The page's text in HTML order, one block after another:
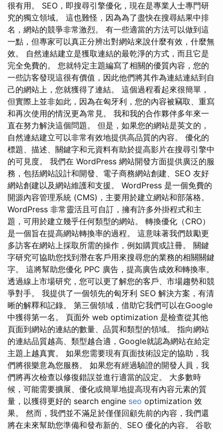
很有用。 SEO，即搜尋引擎優化，現在是專業人士專門研
究的獨立領域。 這也難怪，因為為了盡快在搜尋結果中排
名，網站的競爭非常激烈。 有一些適當的方法可以做到這
一點，但專家可以真正分辨出對網站來說什麼有效，什麼無
效。 自然連結建立是獲取連結的最乾淨的方式，而且它是
完全免費的。 您就特定主題編寫了相關的優質內容，您的
一些訪客發現這很有價值，因此他們將其作為連結連結到自
己的網站上，您就獲得了連結。 這個過程看起來很簡單，
但實際上並非如此，因為在匈牙利，您的內容被竊取、重寫
和再次使用的情況更為常見。 我和我的合作夥伴多年來一
直在努力解決這個問題。 但是，如果您的網站是英文的，
自然連結建立可以非常有效地提供高品質的內容。 優化的
標題、描述、關鍵字和元資料有助於提高影片在搜尋引擎中
的可見度。 我們在 WordPress 網站開發方面提供廣泛的服
務，包括網站設計和開發、電子商務網站創建、SEO 友好
網站創建以及網站維護和支援。 WordPress 是一個免費的
開源內容管理系統 (CMS)，主要用於建立網站和部落格。
WordPress 非常靈活且可自訂，擁有許多外掛程式和主
題，可用於建立幾乎任何類型的網站。 轉換優化（CRO）
是一個旨在提高網站轉換率的過程。 這意味著我們鼓勵更
多訪客在網站上採取所需的操作，例如購買或註冊。 關鍵
字研究可協助您找到潛在客戶用來搜尋您的業務的相關關鍵
字。 這將幫助您優化 PPC 廣告，提高廣告成效和轉換率。
透過線上市場研究，您可以更了解您的客戶、市場趨勢和競
爭對手。 我提供了一個領先的匈牙利 SEO 解決方案，有清
晰的解釋和記錄。 第三個領域，借助它我們可以在Google
中獲得第一名。 頁面外 web optimization 是檢查從其他
頁面到網站的連結的數量、品質和類型的領域。 指向網站
的連結品質越高、類型越合適，Google就認為網站在給定
主題上越真實。 如果您需要現有頁面技術設定的協助，我
們將很樂意為您服務。 如果您有經過驗證的開發人員，我
們將再次檢查以修復錯誤並進行適當的設定。 大多數時
候，可能需要擴展、優化或簡單地提高現有內容元素的質
量，以獲得更好的 search engine seo optimization 效
果。 然而，我們並不滿足於僅僅回顧先前的內容，我們還
將在未來幫助您準備和發布新的、SEO 優化的內容。 谷歌